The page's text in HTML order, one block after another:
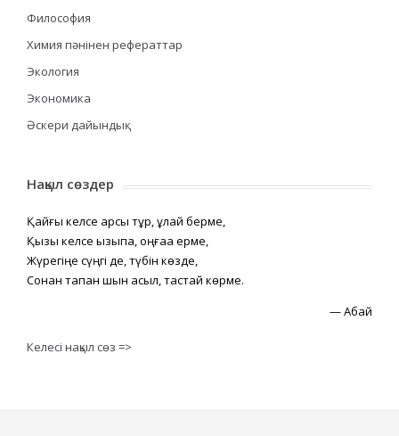
Философия
Химия пәнінен рефераттар
Экология
Экономика
Әскери дайындық
Нақыл сөздер
Қайғы келсе қарсы тұр, құлай берме,
Қызық келсе қызықпа, оңғаққа ерме,
Жүрегіңе сүңгі де, түбін көзде,
Сонан тапқан шын асыл, тастай көрме.
—Абай
Келесі нақыл сөз =>